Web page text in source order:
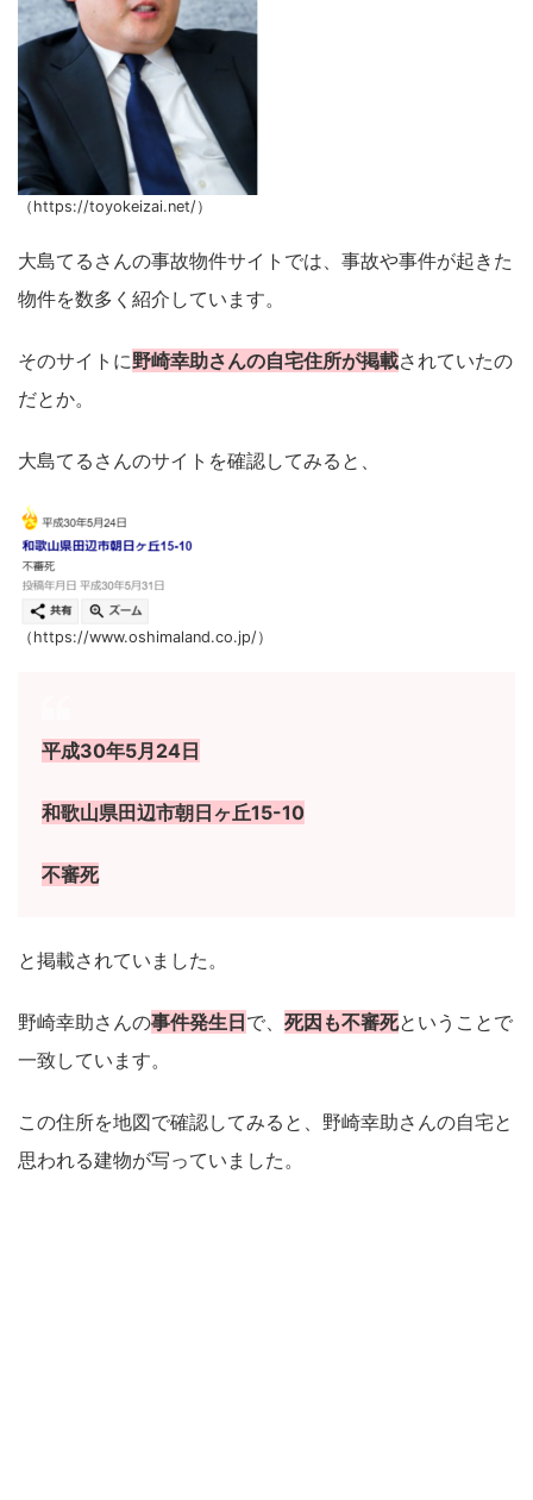
（https://toyokeizai.net/）
大島てるさんの事故物件サイトでは、事故や事件が起きた
物件を数多く紹介しています。
そのサイトに野崎幸助さんの自宅住所が掲載されていたの
だとか。
大島てるさんのサイトを確認してみると、
（https://www.oshimaland.co.jp/）
平成30年5月24日
和歌山県田辺市朝日ヶ丘15-10
不審死
と掲載されていました。
野崎幸助さんの事件発生日で、 死因も不審死ということで
一致しています。
この住所を地図で確認してみると、野崎幸助さんの自宅と
思われる建物が写っていました。